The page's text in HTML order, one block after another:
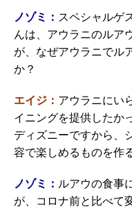
ノゾミ： スペシャルゲ
んは、アウラニのルア
が、なぜアウラニでル
か？
エイジ： アウラニにい
イニングを提供したか
ディズニーですから、
容で楽しめるものを作
ノゾミ： ルアウの食事
が、コロナ前と比べて